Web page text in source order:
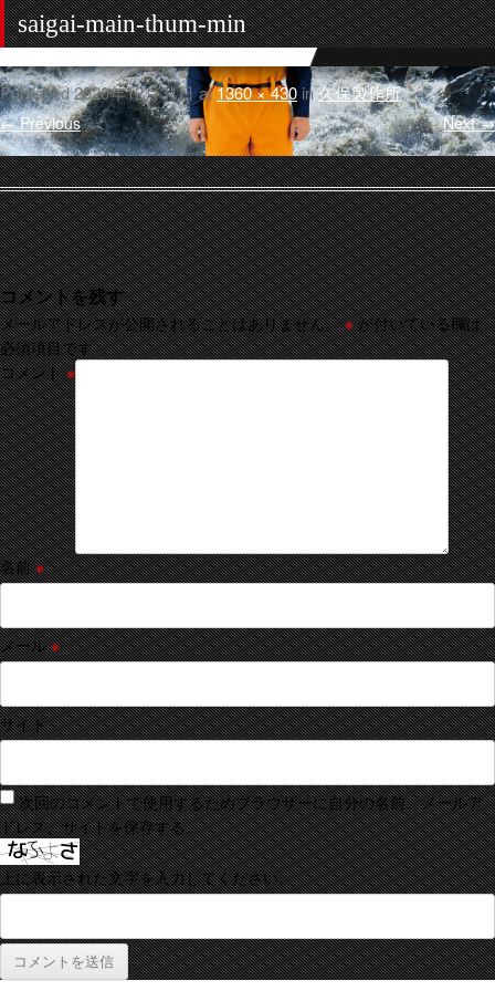
saigai-main-thum-min
Published2020年12月31日at1360 × 430in久保製作所.
← Previous Next →
コメントを残す
メールアドレスが公開されることはありません。 ※が付いている欄は
必須項目です
コメント※
名前※
メール※
サイト
次回のコメントで使用するためブラウザーに自分の名前、メールア
ドレス、サイトを保存する。
上に表示された文字を入力してください。